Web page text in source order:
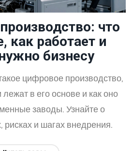
что
как работает и
бизнесу
цифровое производство,
лежат в его основе и как оно
заводы. Узнайте о
рисках и шагах внедрения.